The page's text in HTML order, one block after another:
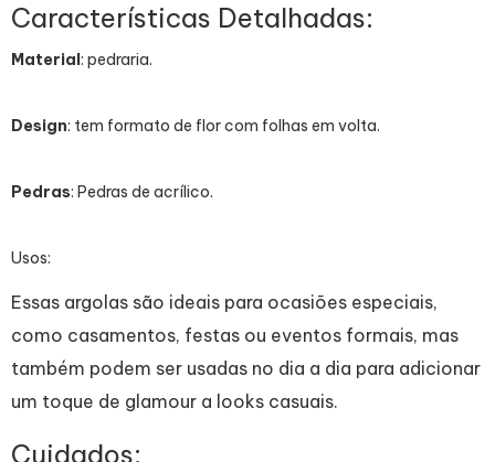
Características Detalhadas:
Material: pedraria.
Design: tem formato de flor com folhas em volta.
Pedras: Pedras de acrílico.
Usos:
Essas argolas são ideais para ocasiões especiais,
como casamentos, festas ou eventos formais, mas
também podem ser usadas no dia a dia para adicionar
um toque de glamour a looks casuais.
Cuidados: